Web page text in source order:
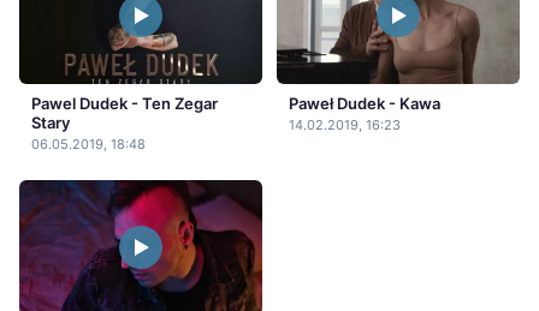
Pawel Dudek - Ten Zegar
Stary
06.05.2019, 18:48
Paweł Dudek - Kawa
14.02.2019, 16:23